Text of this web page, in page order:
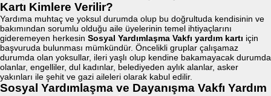
Kartı Kimlere Verilir?
Yardıma muhtaç ve yoksul durumda olup bu doğrultuda kendisinin ve
bakımından sorumlu olduğu aile üyelerinin temel ihtiyaçlarını
gideremeyen herkesin Sosyal Yardımlaşma Vakfı yardım kartı için
başvuruda bulunması mümkündür. Öncelikli gruplar çalışamaz
durumda olan yoksullar, ileri yaşlı olup kendine bakamayacak durumda
olanlar, engelliler, dul kadınlar, belediyeden aylık alanlar, asker
yakınları ile şehit ve gazi aileleri olarak kabul edilir.
Sosyal Yardımlaşma ve Dayanışma Vakfı Yardım